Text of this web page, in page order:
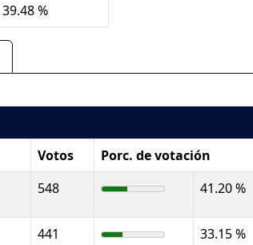
39.48 %
Votos Porc. de votación
548 41.20 %
441 33.15 %